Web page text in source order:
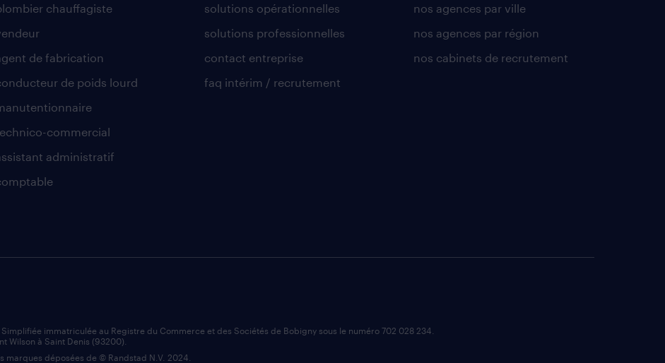
chauffagiste
de fabrication
de poids lourd
commercial
administratif
solutions opérationnelles
solutions professionnelles
contact entreprise
faq intérim / recrutement
nos agences par ville
nos agences par région
nos cabinets de recrutement
immatriculée au Registre du Commerce et des Sociétés de Bobigny sous le numéro 702 028 234.
Wilson à Saint Denis (93200).
marques déposées de © Randstad N.V. 2024.